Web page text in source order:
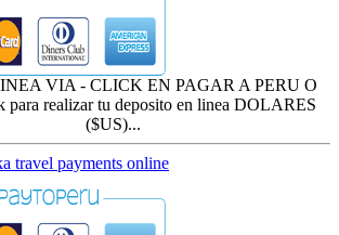
VIA - CLICK EN PAGAR A PERU O
realizar tu deposito en linea DOLARES
($US)...